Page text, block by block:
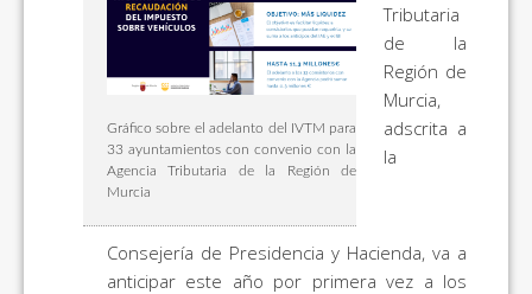
Gráfico sobre el adelanto del IVTM para
33 ayuntamientos con convenio con la
Agencia Tributaria de la Región de
Murcia
Tributaria
de la
Región de
Murcia,
adscrita a
la
Consejería de Presidencia y Hacienda, va a
anticipar este año por primera vez a los